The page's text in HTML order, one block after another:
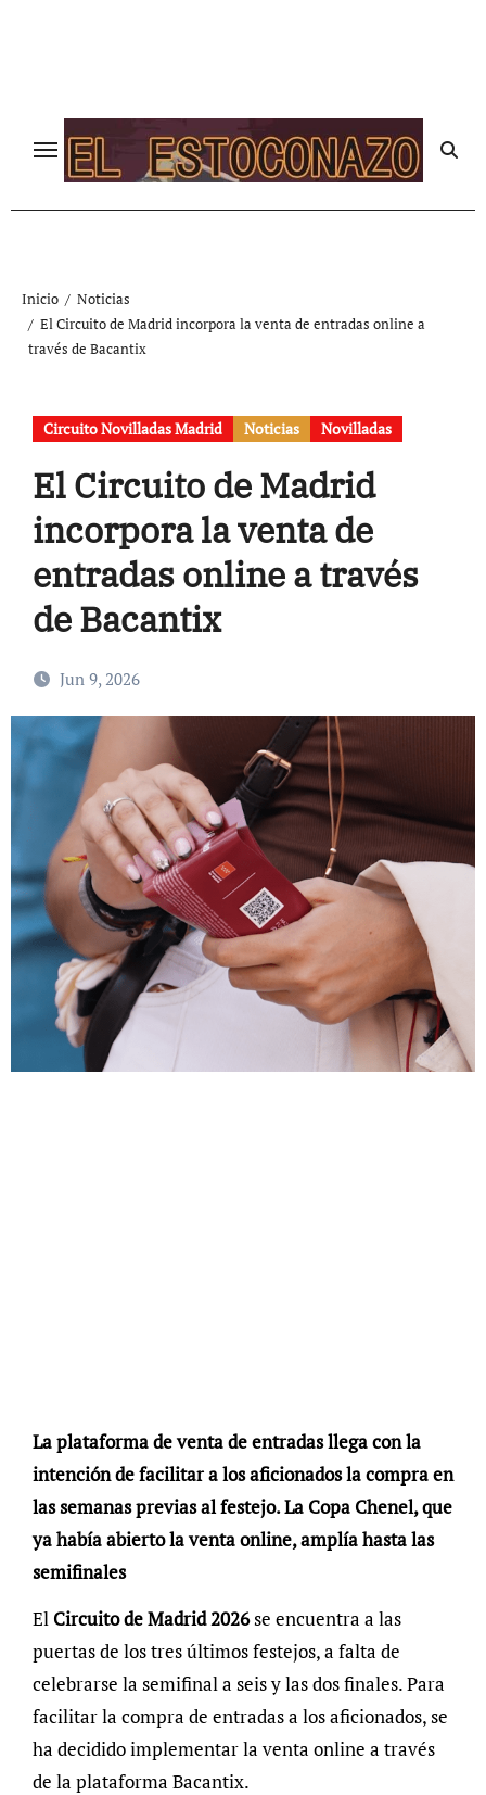
Inicio
Noticias
El Circuito de Madrid incorpora la venta de entradas online a
través de Bacantix
Circuito Novilladas Madrid Noticias Novilladas
El Circuito de Madrid
incorpora la venta de
entradas online a través
de Bacantix
Jun 9, 2026
La plataforma de venta de entradas llega con la
intención de facilitar a los aficionados la compra en
las semanas previas al festejo. La Copa Chenel, que
ya había abierto la venta online, amplía hasta las
semifinales
El Circuito de Madrid 2026se encuentra a las
puertas de los tres últimos festejos, a falta de
celebrarse la semifinal a seis y las dos finales. Para
facilitar la compra de entradas a los aficionados, se
ha decidido implementar la venta online a través
de la plataforma Bacantix.